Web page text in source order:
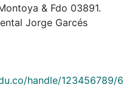
& Fdo 03891.
Jorge Garcés
handle/123456789/6